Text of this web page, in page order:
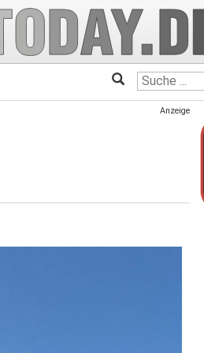
Anzeige